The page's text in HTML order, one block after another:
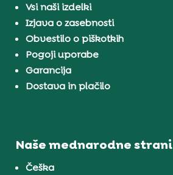
Vsi naši izdelki
Izjava o zasebnosti
Obvestilo o piškotkih
Pogoji uporabe
Garancija
Dostava in plačilo
Naše mednarodne strani
Češka